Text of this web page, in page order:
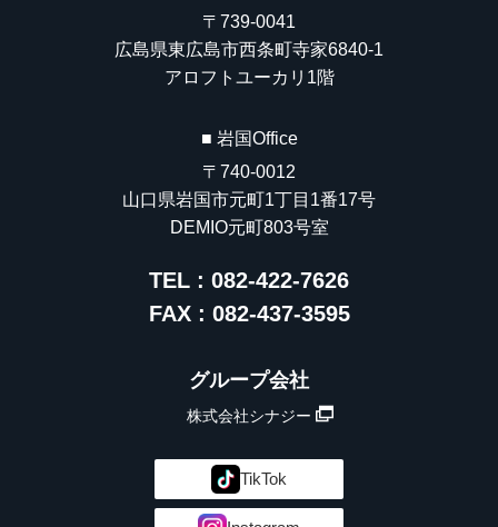
〒739-0041
広島県東広島市西条町寺家6840-1
アロフトユーカリ1階
■ 岩国Office
〒740-0012
山口県岩国市元町1丁目1番17号
DEMIO元町803号室
TEL : 082-422-7626
FAX : 082-437-3595
グループ会社
株式会社シナジー
TikTok